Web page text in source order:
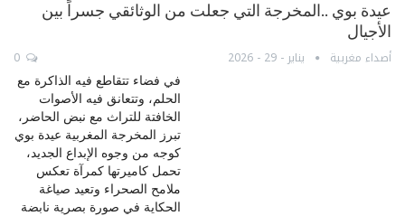
عيدة بوي ..المخرجة التي جعلت من الوثائقي جسراً بين
الأجيال
أصداء مغربية يناير - 29 - 2026
في فضاء تتقاطع فيه الذاكرة مع
الحلم، وتتعانق فيه الأصوات
الخافتة للتراث مع نبض الحاضر،
تبرز المخرجة المغربية عيدة بوي
كوجه من وجوه الإبداع الجديد،
تحمل كاميرتها كمرآة تعكس
ملامح الصحراء وتعيد صياغة
الحكاية في صورة بصرية نابضة